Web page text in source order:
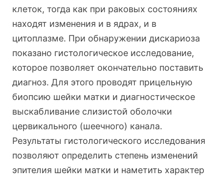
клеток, тогда как при раковых состояниях
находят изменения и в ядрах, и в
цитоплазме. При обнаружении дискариоза
показано гистологическое исследование,
которое позволяет окончательно поставить
диагноз. Для этого проводят прицельную
биопсию шейки матки и диагностическое
выскабливание слизистой оболочки
цервикального (шеечного) канала.
Результаты гистологического исследования
позволяют определить степень изменений
эпителия шейки матки и наметить характер